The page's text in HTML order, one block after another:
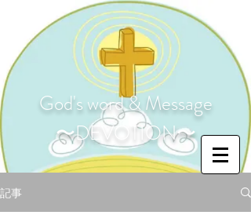
God's word & Message
〜DEVOTION〜
記事